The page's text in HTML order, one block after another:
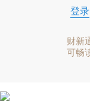
登录
财新
可畅